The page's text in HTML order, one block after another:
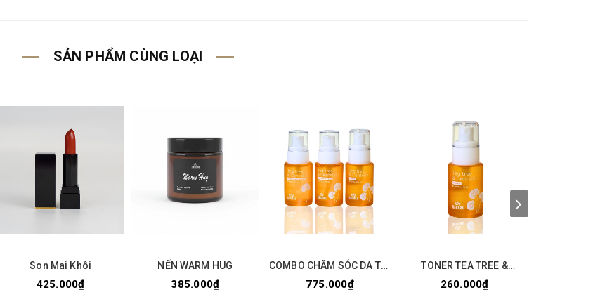
SẢN PHẨM CÙNG LOẠI
Son Mai Khôi
425.000₫
NẾN WARM HUG
385.000₫
COMBO CHĂM SÓC DA TỐI
GIẢN - TEA TREE &
CENTELLA
775.000₫
TONER TEA TREE &
CENTELLA 30ML
260.000₫